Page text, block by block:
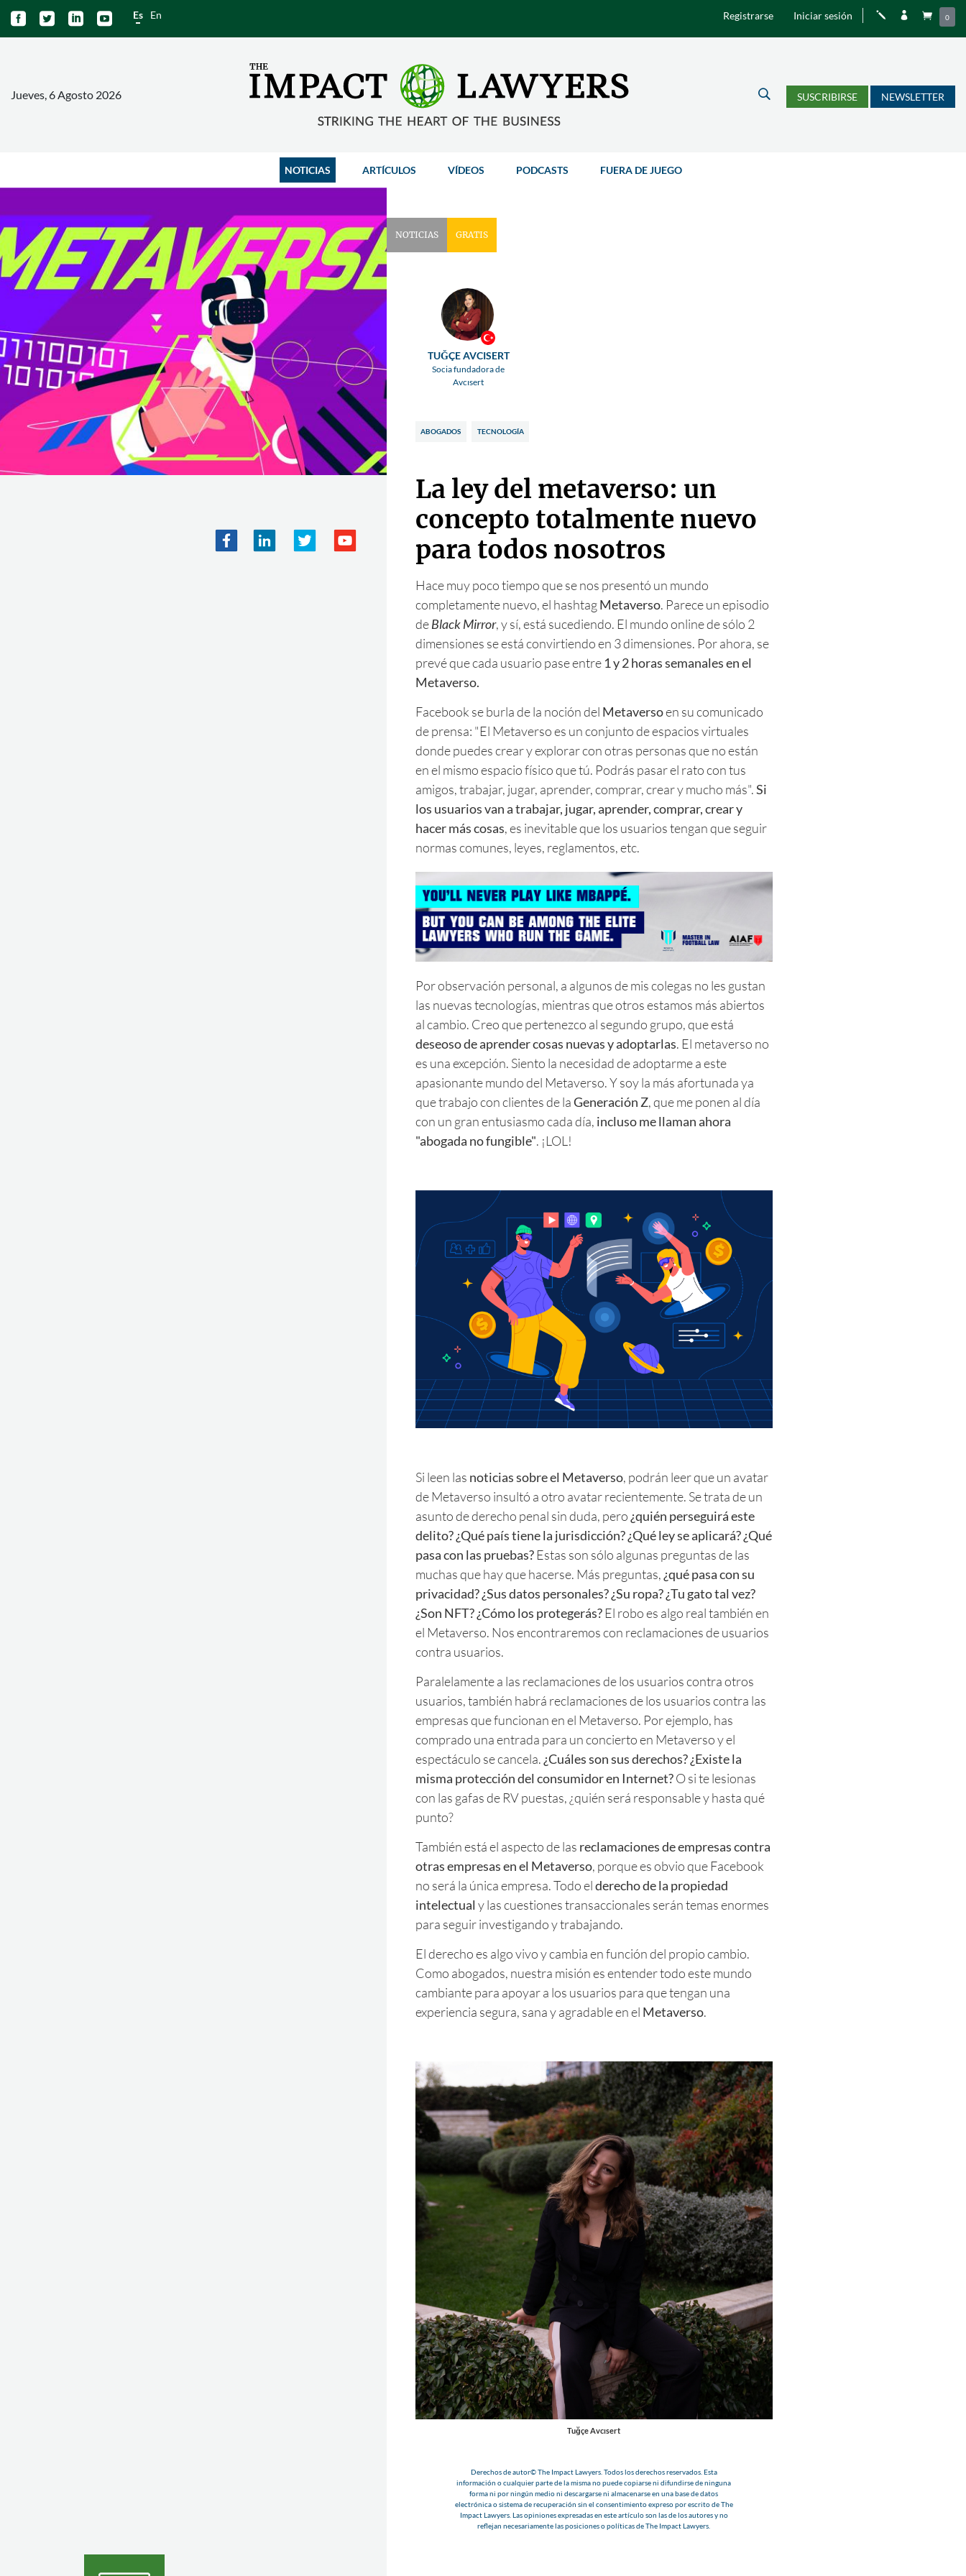
    Es En Registrarse Iniciar sesión j   0
Jueves, 6 Agosto 2026 U SUSCRIBIRSE NEWSLETTER
NOTICIAS ARTÍCULOS VÍDEOS PODCASTS FUERA DE JUEGO
NOTICIAS GRATIS
TUĞÇE AVCISERT
Socia fundadora de
Avcısert
ABOGADOS TECNOLOGÍA
La ley del metaverso: un
concepto totalmente nuevo
para todos nosotros
Hace muy poco tiempo que se nos presentó un mundo
completamente nuevo, el hashtagMetaverso. Parece un episodio
deBlack Mirror, y sí, está sucediendo. El mundo online de sólo 2
dimensiones se está convirtiendo en 3 dimensiones. Por ahora, se
prevé que cada usuario pase entre 1 y 2 horas semanales en el
Metaverso.
Facebook se burla de la noción del Metaversoen su comunicado
de prensa: "El Metaverso es un conjunto de espacios virtuales
donde puedes crear y explorar con otras personas que no están
en el mismo espacio físico que tú. Podrás pasar el rato con tus
amigos, trabajar, jugar, aprender, comprar, crear y mucho más".Si
los usuarios van a trabajar, jugar, aprender, comprar, crear y
hacer más cosas, es inevitable que los usuarios tengan que seguir
normas comunes, leyes, reglamentos, etc.
Por observación personal, a algunos de mis colegas no les gustan
las nuevas tecnologías, mientras que otros estamos más abiertos
al cambio. Creo que pertenezco al segundo grupo, que está
deseoso de aprender cosas nuevas y adoptarlas. El metaverso no
es una excepción. Siento la necesidad de adoptarme a este
apasionante mundo del Metaverso. Y soy la más afortunada ya
que trabajo con clientes de laGeneración Z, que me ponen al día
con un gran entusiasmo cada día, incluso me llaman ahora
"abogada no fungible". ¡LOL!
Si leen las noticias sobre el Metaverso, podrán leer que un avatar
de Metaverso insultó a otro avatar recientemente. Se trata de un
asunto de derecho penal sin duda, pero ¿quién perseguirá este
delito? ¿Qué país tiene la jurisdicción? ¿Qué ley se aplicará? ¿Qué
pasa con las pruebas?Estas son sólo algunas preguntas de las
muchas que hay que hacerse. Más preguntas, ¿qué pasa con su
privacidad? ¿Sus datos personales? ¿Su ropa? ¿Tu gato tal vez?
¿Son NFT? ¿Cómo los protegerás?El robo es algo real también en
el Metaverso. Nos encontraremos con reclamaciones de usuarios
contra usuarios.
Paralelamente a las reclamaciones de los usuarios contra otros
usuarios, también habrá reclamaciones de los usuarios contra las
empresas que funcionan en el Metaverso. Por ejemplo, has
comprado una entrada para un concierto en Metaverso y el
espectáculo se cancela. ¿Cuáles son sus derechos? ¿Existe la
misma protección del consumidor en Internet?O si te lesionas
con las gafas de RV puestas, ¿quién será responsable y hasta qué
punto?
También está el aspecto de las reclamaciones de empresas contra
otras empresas en el Metaverso, porque es obvio que Facebook
no será la única empresa. Todo elderecho de la propiedad
intelectual y las cuestiones transaccionales serán temas enormes
para seguir investigando y trabajando.
El derecho es algo vivo y cambia en función del propio cambio.
Como abogados, nuestra misión es entender todo este mundo
cambiante para apoyar a los usuarios para que tengan una
experiencia segura, sana y agradable en el Metaverso.
Tuğçe Avcısert
Derechos de autor© The Impact Lawyers. Todos los derechos reservados. Esta
información o cualquier parte de la misma no puede copiarse ni difundirse de ninguna
forma ni por ningún medio ni descargarse ni almacenarse en una base de datos
electrónica o sistema de recuperación sin el consentimiento expreso por escrito de The
Impact Lawyers. Las opiniones expresadas en este artículo son las de los autores y no
reflejan necesariamente las posiciones o políticas de The Impact Lawyers.